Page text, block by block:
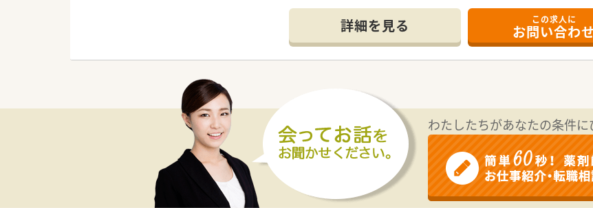
社員一丸となり数年前から門前調剤だけでなく、施設在宅（50数軒）や介護相談センターに
■優しくあたたかいスタッフが揃っており、コミュニケーションの取り易い環境です。
・・【 薬剤師の育成に注力 】・・
★地区薬剤会や薬品メーカーなどが主催する研修会に積極的に参加しています。
★最新の医療情報や知識を身につけて服薬指導の向上に努めとともに、
「人」を大切に考えた人間教育にも力を入れ、医療サービスを提供するものとしての高度なス
人間性を兼ね備えた、より信頼できる薬剤師の育成を行っています！
・・【 薬局紹介 】・・
■土、日休みの店舗、かつ年休120日あるため、ワークライフバランスが実現できる環境で
■総合病院門前で、様々な科目に触れることができます。
処方箋枚数も安定しているため、無理なくスキルを磨くことができる環境です◎
■国道112号線沿いにあり、お車での通勤が便利なエリアです。
近くにはスーパーもあり、就業前後のお買い物にも便利です。
詳細を見る この求人に
お問い合わせ
わたしたちがあなたの条件に